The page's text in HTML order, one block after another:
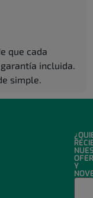
que cada
incluida.
simple.
Y